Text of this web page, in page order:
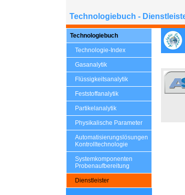
Technologiebuch -
Technologiebuch
Technologie-Index
Gasanalytik
Flüssigkeitsanalytik
Feststoffanalytik
Partikelanalytik
Physikalische Parameter
Automatisierungslösungen
Kontrolltechnologie
Systemkomponenten
Probenaufbereitung
Dienstleister